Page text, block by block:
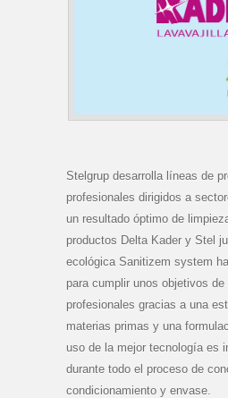
Stelgrup desarrolla líneas de
profesionales dirigidos a
un resultado óptimo de
productos Delta Kader y Stel
ecológica Sanitizem system
para cumplir unos objetivos
profesionales gracias a una
materias primas y una
uso de la mejor tecnología es
durante todo el proceso de
condicionamiento y envase.